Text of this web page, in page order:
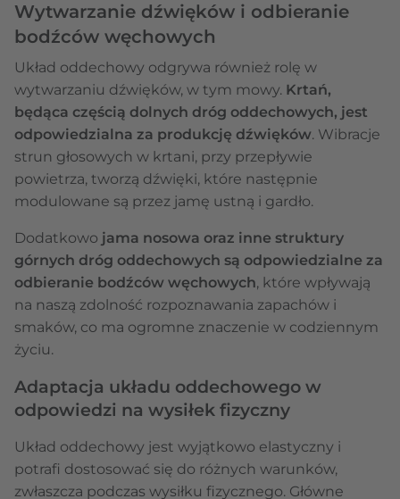
Wytwarzanie dźwięków i odbieranie
bodźców węchowych
Układ oddechowy odgrywa również rolę w
wytwarzaniu dźwięków, w tym mowy. Krtań,
będąca częścią dolnych dróg oddechowych, jest
odpowiedzialna za produkcję dźwięków. Wibracje
strun głosowych w krtani, przy przepływie
powietrza, tworzą dźwięki, które następnie
modulowane są przez jamę ustną i gardło.
Dodatkowo jama nosowa oraz inne struktury
górnych dróg oddechowych są odpowiedzialne za
odbieranie bodźców węchowych, które wpływają
na naszą zdolność rozpoznawania zapachów i
smaków, co ma ogromne znaczenie w codziennym
życiu.
Adaptacja układu oddechowego w
odpowiedzi na wysiłek fizyczny
Układ oddechowy jest wyjątkowo elastyczny i
potrafi dostosować się do różnych warunków,
zwłaszcza podczas wysiłku fizycznego. Główne